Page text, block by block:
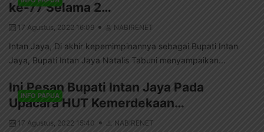
ke-77 Selama 2…
17 Agustus, 2022 16:09 NABIRENET
Intan Jaya, Di akhir kepemimpinannya sebagai Bupati Intan
Jaya, Bupati Intan Jaya Natalis Tabuni menyampaikan...
INFO PAPUA
Ini Pesan Bupati Intan Jaya Pada
Upacara HUT Kemerdekaan…
17 Agustus, 2022 15:40 NABIRENET